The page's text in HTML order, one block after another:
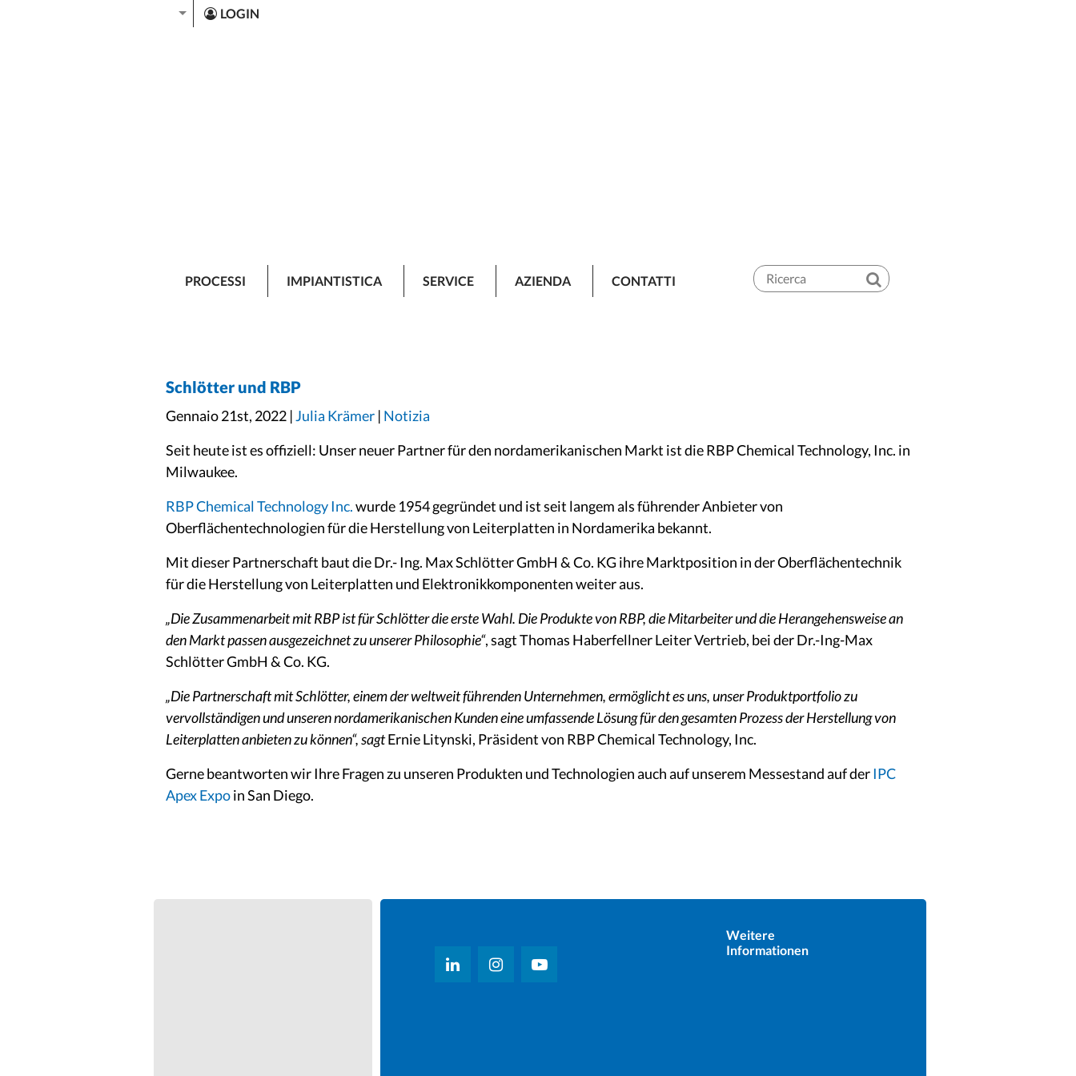
LOGIN
PROCESSI IMPIANTISTICA SERVICE AZIENDA CONTATTI
Schlötter und RBP
Gennaio 21st, 2022 |Julia Krämer | Notizia
Seit heute ist es offiziell: Unser neuer Partner für den nordamerikanischen Markt ist die RBP Chemical Technology, Inc. in
Milwaukee.
RBP Chemical Technology Inc.wurde 1954 gegründet und ist seit langem als führender Anbieter von
Oberflächentechnologien für die Herstellung von Leiterplatten in Nordamerika bekannt.
Mit dieser Partnerschaft baut die Dr.- Ing. Max Schlötter GmbH & Co. KG ihre Marktposition in der Oberflächentechnik
für die Herstellung von Leiterplatten und Elektronikkomponenten weiter aus.
„Die Zusammenarbeit mit RBP ist für Schlötter die erste Wahl. Die Produkte von RBP, die Mitarbeiter und die Herangehensweise an
den Markt passen ausgezeichnet zu unserer Philosophie“, sagt Thomas Haberfellner Leiter Vertrieb, bei der Dr.-Ing-Max
Schlötter GmbH & Co. KG.
„Die Partnerschaft mit Schlötter, einem der weltweit führenden Unternehmen, ermöglicht es uns, unser Produktportfolio zu
vervollständigen und unseren nordamerikanischen Kunden eine umfassende Lösung für den gesamten Prozess der Herstellung von
Leiterplatten anbieten zu können“, sagtErnie Litynski, Präsident von RBP Chemical Technology, Inc.
Gerne beantworten wir Ihre Fragen zu unseren Produkten und Technologien auch auf unserem Messestand auf derIPC
Apex Expoin San Diego.
Weitere
Informationen